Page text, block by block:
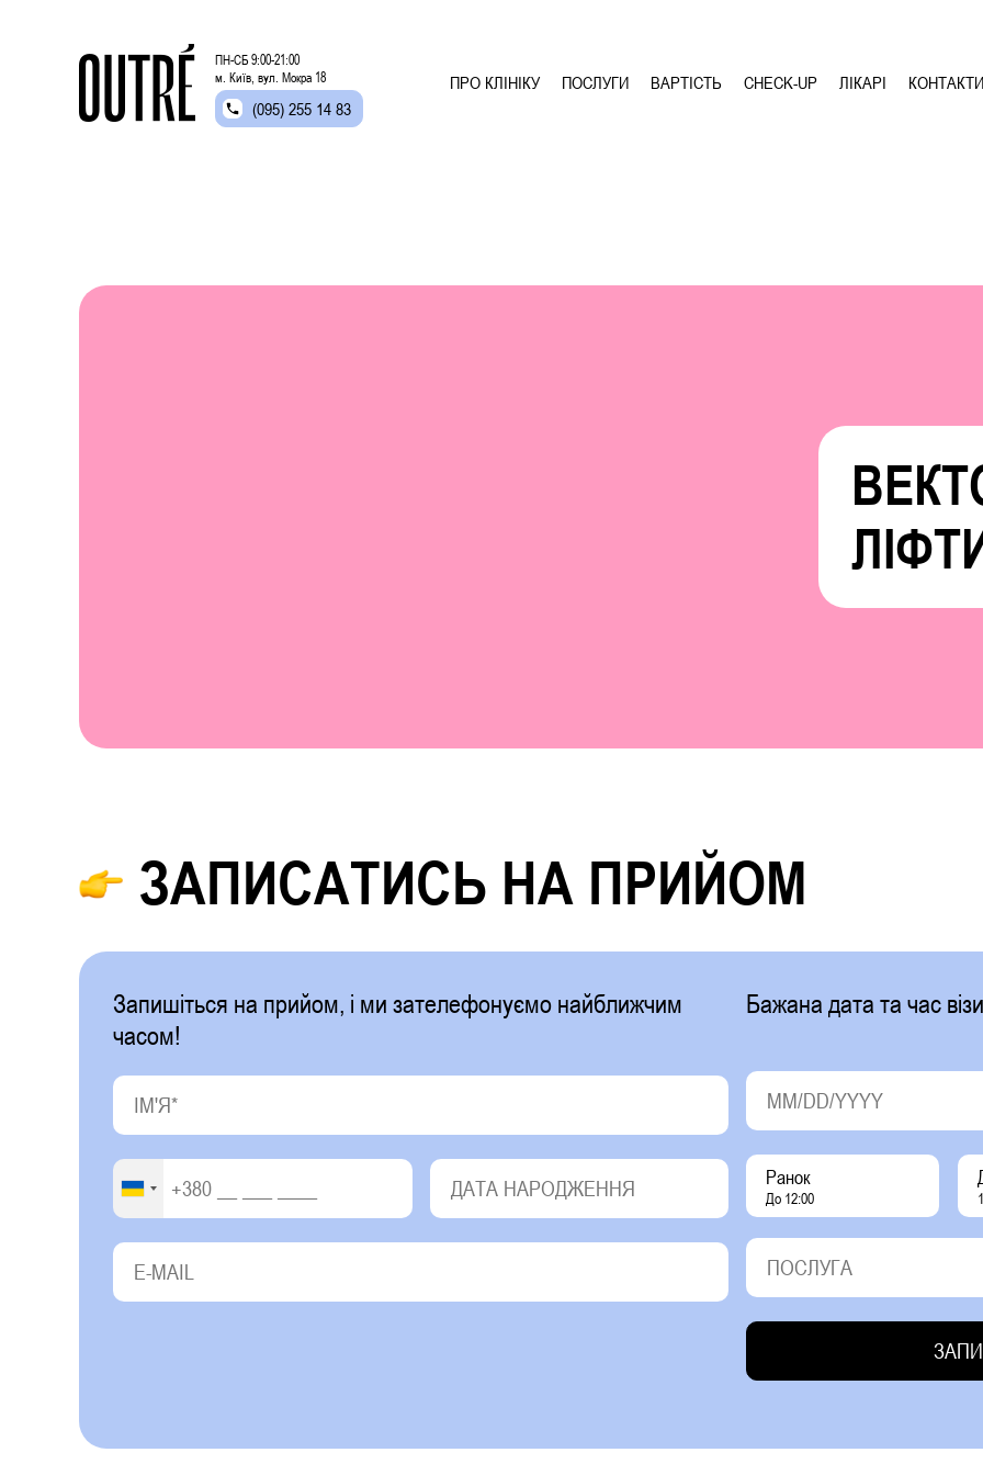
ПН-СБ 9:00-21:00
м. Київ, вул. Мокра 18
(095) 255 14 83
ПРО КЛІНІКУ ПОСЛУГИ ВАРТІСТЬ CHECK-UP ЛІКАРІ КОНТАКТИ
ЗАПИСАТИСЬ НА ПРИЙОМ
Запишіться на прийом, і ми зателефонуємо найближчим
часом!
Бажана дата та час
Ранок
До 12:00